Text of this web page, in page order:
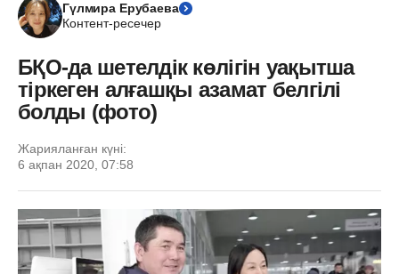
Гүлмира Ерубаева
Контент-ресечер
БҚО-да шетелдік көлігін уақытша
тіркеген алғашқы азамат белгілі
болды (фото)
Жарияланған күні:
6 ақпан 2020, 07:58